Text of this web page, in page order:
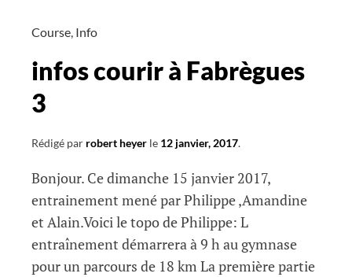
Course Info
infos courir à Fabrègues
3
Rédigé par robert heyer le 12 janvier, 2017.
Bonjour. Ce dimanche 15 janvier 2017,
entrainement mené par Philippe ,Amandine
et Alain.Voici le topo de Philippe: L
entraînement démarrera à 9 h au gymnase
pour un parcours de 18 km La première partie